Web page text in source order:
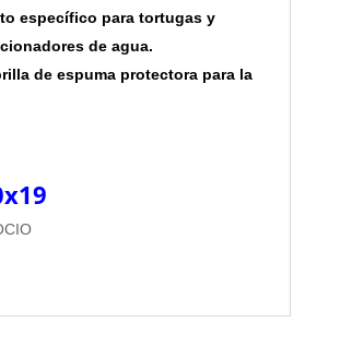
específico para tortugas y
de agua.
de espuma protectora para la